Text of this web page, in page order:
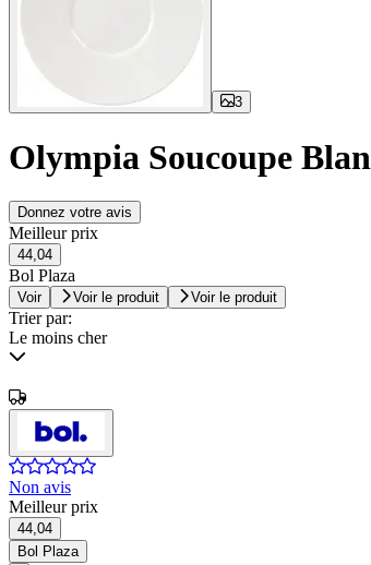
3
Olympia Soucoupe
Donnez votre avis
Meilleur prix
44,04
Bol Plaza
Voir Voir le produit Voir le produit
Trier par:
Le moins cher
Non avis
Meilleur prix
44,04
Bol Plaza